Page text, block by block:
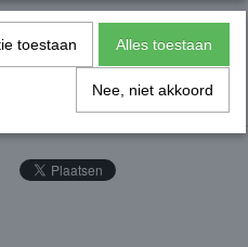
toestaan Alles toestaan
Nee, niet akkoord